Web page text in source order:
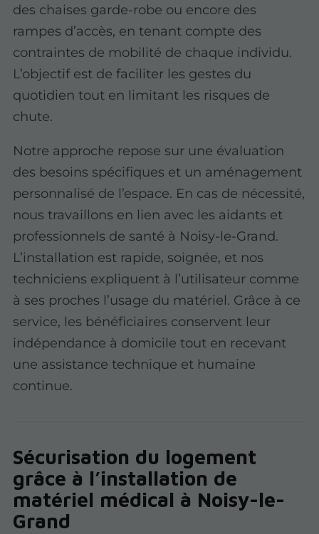
des chaises garde-robe ou encore des
rampes d’accès, en tenant compte des
contraintes de mobilité de chaque individu.
L’objectif est de faciliter les gestes du
quotidien tout en limitant les risques de
chute.
Notre approche repose sur une évaluation
des besoins spécifiques et un aménagement
personnalisé de l’espace. En cas de nécessité,
nous travaillons en lien avec les aidants et
professionnels de santé à Noisy-le-Grand.
L’installation est rapide, soignée, et nos
techniciens expliquent à l’utilisateur comme
à ses proches l’usage du matériel. Grâce à ce
service, les bénéficiaires conservent leur
indépendance à domicile tout en recevant
une assistance technique et humaine
continue.
Sécurisation du logement
grâce à l’installation de
matériel médical à Noisy-le-
Grand